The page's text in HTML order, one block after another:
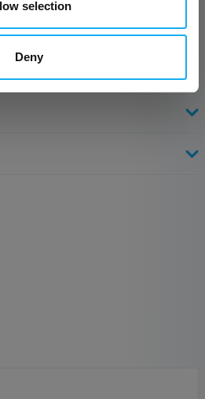
selection
Deny
när du behöver dem.